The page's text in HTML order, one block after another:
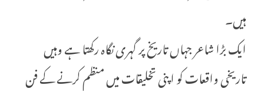
ہیں۔
ایک بڑا شاعر جہاں تاریخ پر گہری نگاہ رکھتا ہے وہیں
تاریخی واقعات کو اپنی تخلیقات میں منظم کرنے کے فن